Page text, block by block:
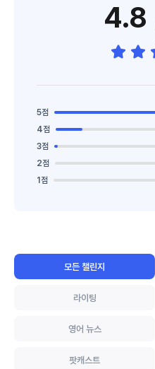
4.8
5점
4점
3점
2점
1점
모든 챌린지
라이팅
영어 뉴스
팟캐스트